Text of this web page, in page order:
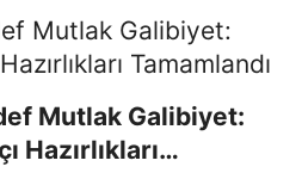
Mutlak Galibiyet:
Hazırlıkları